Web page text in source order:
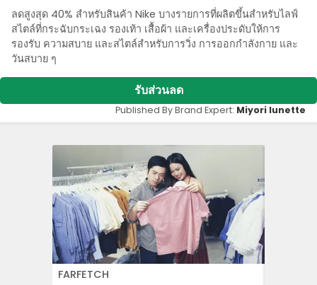
ลดสูงสุด 40% สําหรับสินค้า Nike บางรายการที่ผลิตขึ้นสําหรับไลฟ์
สไตล์ที่กระฉับกระเฉง รองเท้า เสื้อผ้า และเครื่องประดับให้การ
รองรับ ความสบาย และสไตล์สําหรับการวิ่ง การออกกําลังกาย และ
วันสบาย ๆ
รับส่วนลด
Published By Brand Expert: Miyori lunette
FARFETCH